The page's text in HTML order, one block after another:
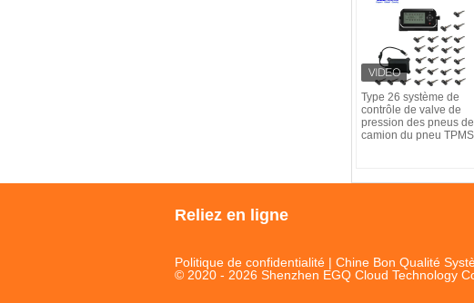
Type 26 système de
contrôle de valve de
pression des pneus de
camion du pneu TPMS
Reliez en ligne
Politique de confidentialité | Chine Bon Qualité
© 2020 - 2026 Shenzhen EGQ Cloud Technology